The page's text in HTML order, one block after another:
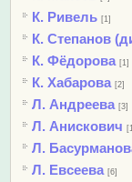
К. Ривель [1]
К. Степанов
К. Фёдорова [1]
К. Хабарова [2]
Л. Андреева [3]
Л. Анискович
Л.
Л. Евсеева [6]